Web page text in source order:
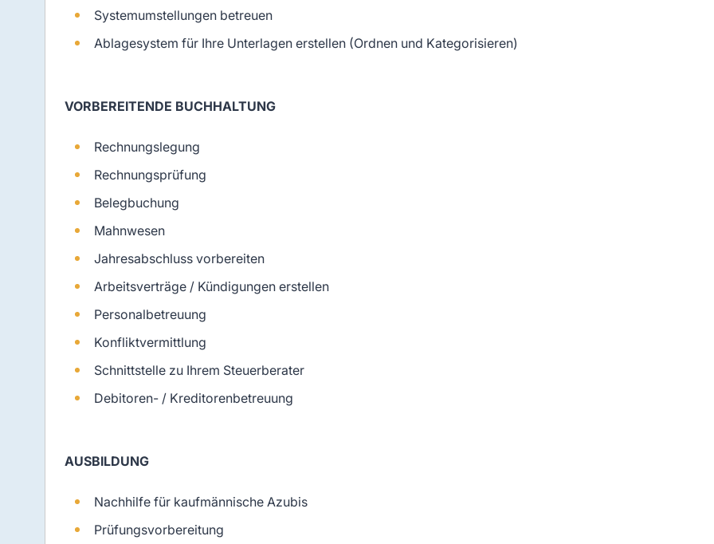
Systemumstellungen betreuen
Ablagesystem für Ihre Unterlagen erstellen (Ordnen und Kategorisieren)
VORBEREITENDE BUCHHALTUNG
Rechnungslegung
Rechnungsprüfung
Belegbuchung
Mahnwesen
Jahresabschluss vorbereiten
Arbeitsverträge / Kündigungen erstellen
Personalbetreuung
Konfliktvermittlung
Schnittstelle zu Ihrem Steuerberater
Debitoren- / Kreditorenbetreuung
AUSBILDUNG
Nachhilfe für kaufmännische Azubis
Prüfungsvorbereitung